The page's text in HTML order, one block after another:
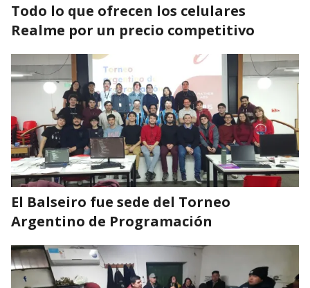
Todo lo que ofrecen los celulares
Realme por un precio competitivo
El Balseiro fue sede del Torneo
Argentino de Programación